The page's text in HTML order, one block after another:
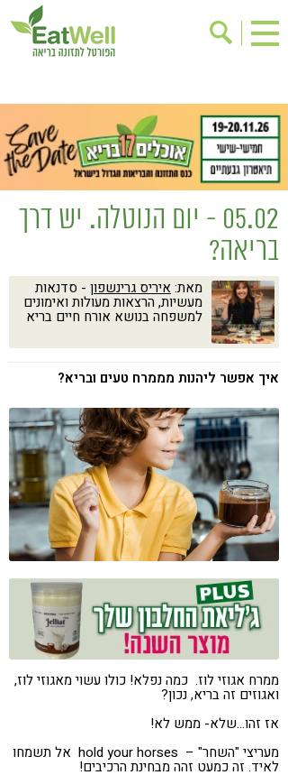
בישול בריא
אינדקס עסקים
ריפוי ומניעת מחלות
בריאות האישה
תוספי תזונה
מתכוני בריאות
אירועים
שינוי תזונתי
גישות בתזונה
ניקוי רעלים
מזונות על
ילדים
תזונה וספורט
רגישות לגלוטן
קורונה
טבעונות
05.02 - יום הנוטלה. יש דרך
בריאה?
מאת: איריס גרינשפון - סדנאות
מעשיות, הרצאות מעולות ואימונים
למשפחה בנושא אורח חיים בריא
איך אפשר ליהנות מממרח טעים ובריא?
ממרח אגוזי לוז. כמה נפלא! כולו עשוי מאגוזי לוז,
ואגוזים זה בריא, נכון?
אז זהו…שלא- ממש לא!
מעריצי "השחר" – hold your horses אל תשמחו
לאיד. זה כמעט זהה מבחינת הרכיבים!